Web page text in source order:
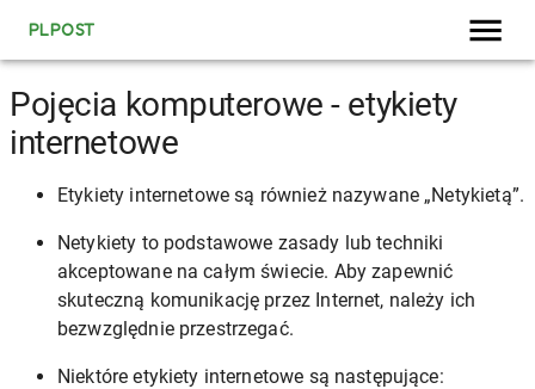
PLPOST
Pojęcia komputerowe - etykiety
internetowe
Etykiety internetowe są również nazywane „Netykietą”.
Netykiety to podstawowe zasady lub techniki
akceptowane na całym świecie. Aby zapewnić
skuteczną komunikację przez Internet, należy ich
bezwzględnie przestrzegać.
Niektóre etykiety internetowe są następujące: